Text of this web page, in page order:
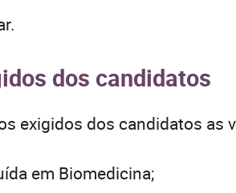
dos candidatos
exigidos dos candidatos as
em Biomedicina;